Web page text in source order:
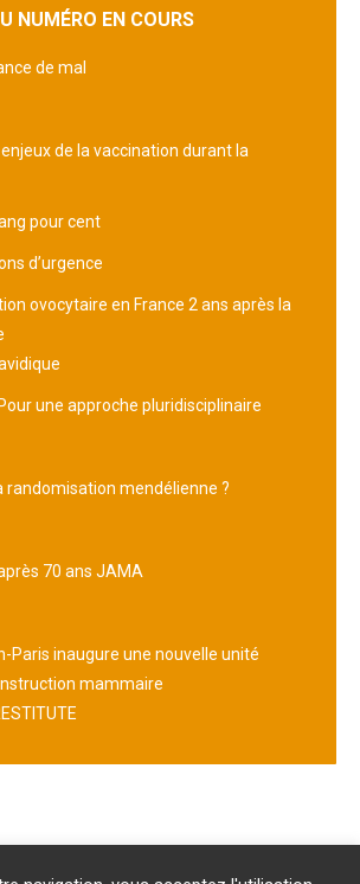
NUMÉRO EN COURS
de mal
de la vaccination durant la
pour cent
d’urgence
ovocytaire en France 2 ans après la
une approche pluridisciplinaire
randomisation mendélienne ?
70 ans JAMA
Paris inaugure une nouvelle unité
mammaire